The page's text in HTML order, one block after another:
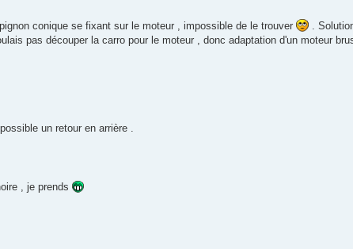
conique se fixant sur le moteur , impossible de le trouver
.
pas découper la carro pour le moteur , donc adaptation d'un moteur
un retour en arrière .
, je prends